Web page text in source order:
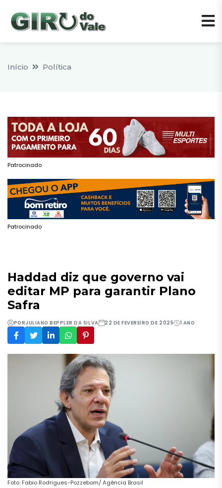
Início Política
Patrocinado
Patrocinado
Haddad diz que governo vai
editar MP para garantir Plano
Safra
PORJULIANO BEPPLER DA SILVA 22 DE FEVEREIRO DE 2025 1 ANO
Foto: Fabio Rodrigues-Pozzebom/ Agência Brasil